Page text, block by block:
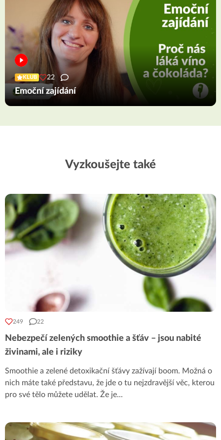
KLUB 22
Emoční zajídání
Vyzkoušejte také
249 22
Nebezpečí zelených smoothie a šťáv – jsou nabité
živinami, ale i riziky
Smoothie a zelené detoxikační šťávy zažívají boom. Možná o
nich máte také představu, že jde o tu nejzdravější věc, kterou
pro své tělo můžete udělat. Že je...